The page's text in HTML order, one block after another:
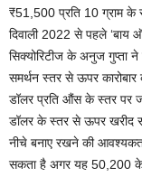
₹51,500 प्रति 10 ग्राम के
दिवाली 2022 से पहले ‘बाय
सिक्योरिटीज के अनुज गुप्ता
समर्थन स्तर से ऊपर
डॉलर प्रति औंस के स्तर पर
डॉलर के स्तर से ऊपर खरीद
नीचे बनाए रखने की
सकता है अगर यह 50,200